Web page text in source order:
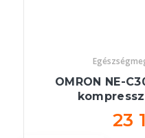
OMRON NE-
23